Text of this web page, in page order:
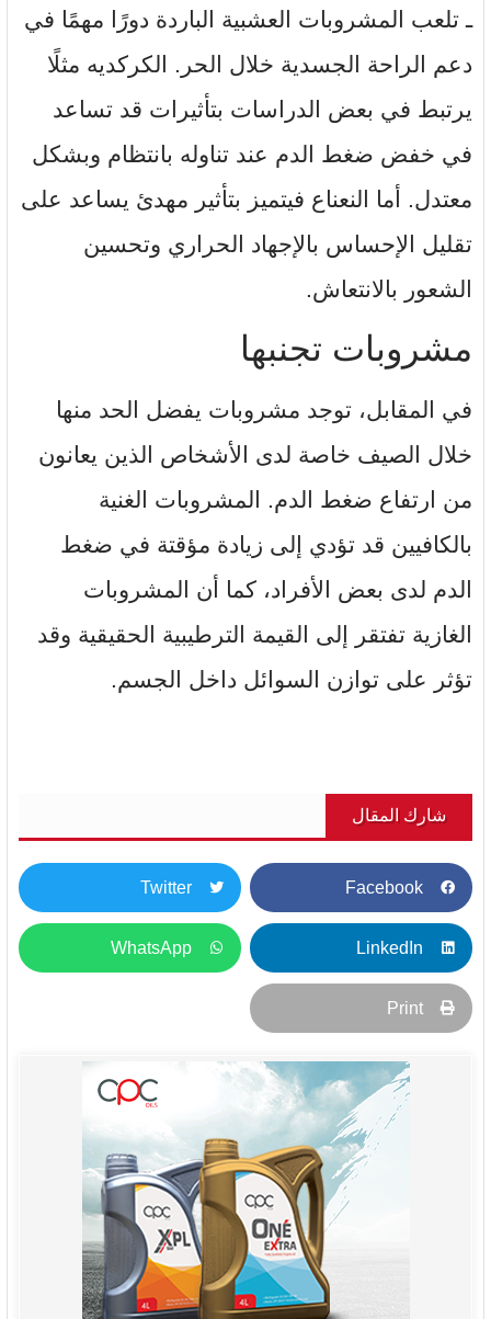
ـ تلعب المشروبات العشبية الباردة دورًا مهمًا في
دعم الراحة الجسدية خلال الحر. الكركديه مثلًا
يرتبط في بعض الدراسات بتأثيرات قد تساعد
في خفض ضغط الدم عند تناوله بانتظام وبشكل
معتدل. أما النعناع فيتميز بتأثير مهدئ يساعد على
تقليل الإحساس بالإجهاد الحراري وتحسين
الشعور بالانتعاش.
مشروبات تجنبها
في المقابل، توجد مشروبات يفضل الحد منها
خلال الصيف خاصة لدى الأشخاص الذين يعانون
من ارتفاع ضغط الدم. المشروبات الغنية
بالكافيين قد تؤدي إلى زيادة مؤقتة في ضغط
الدم لدى بعض الأفراد، كما أن المشروبات
الغازية تفتقر إلى القيمة الترطيبية الحقيقية وقد
تؤثر على توازن السوائل داخل الجسم.
شارك المقال
Facebook
Twitter
LinkedIn
WhatsApp
Print